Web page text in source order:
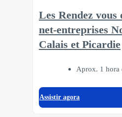
Les Rendez vous
net-entreprises
Calais et Picardie
Aprox. 1 hora
Assistir agora